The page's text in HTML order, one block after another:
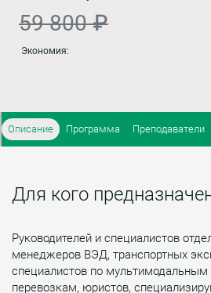
59 800 ₽
Экономия:
Описание Программа Преподаватели
Для кого
Руководителей и специалистов
менеджеров ВЭД, транспортных
специалистов по
перевозкам, юристов,